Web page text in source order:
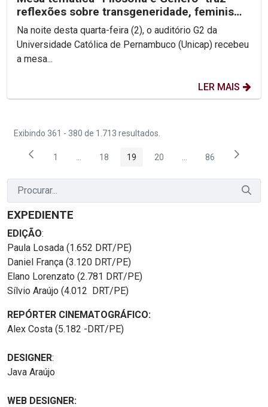
reflexões sobre transgeneridade, feminismo
e colonialidade
Na noite desta quarta-feira (2), o auditório G2 da
Universidade Católica de Pernambuco (Unicap) recebeu
a mesa...
LER MAIS
Exibindo 361 - 380 de 1.713 resultados.
Página
1 Páginas intermediárias Usar ABA para navegar.
Página
18 Página
19 Página
20 PáginasPágina
86
EXPEDIENTE
EDIÇÃO:
Paula Losada (1.652 DRT/PE)
Daniel França (3.120 DRT/PE)
Elano Lorenzato (2.781 DRT/PE)
Sílvio Araújo (4.012 DRT/PE)
REPÓRTER CINEMATOGRÁFICO:
Alex Costa (5.182 -DRT/PE)
DESIGNER:
Java Araújo
WEB DESIGNER: